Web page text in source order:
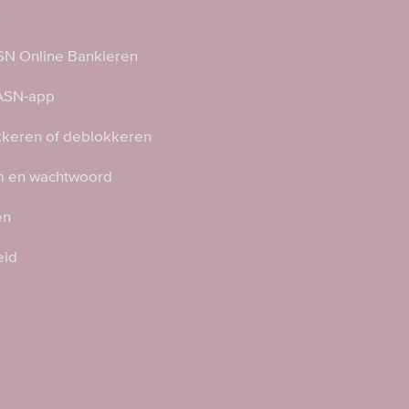
Online Bankieren
app
of deblokkeren
en wachtwoord